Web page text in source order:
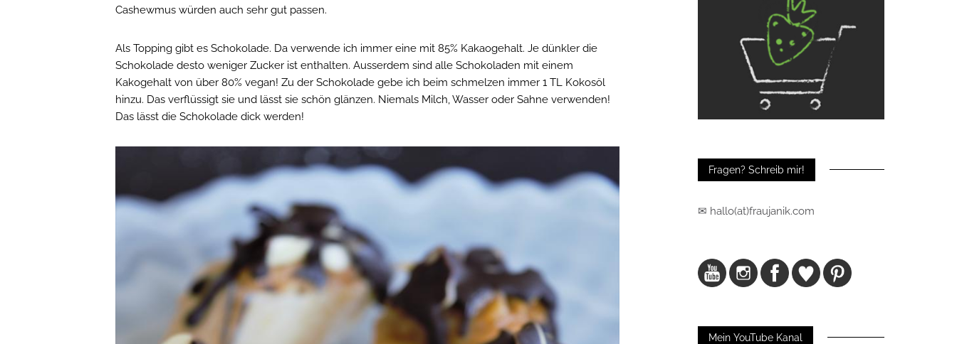
Cashewmus würden auch sehr gut passen.
Als Topping gibt es Schokolade. Da verwende ich immer eine mit 85% Kakaogehalt. Je dünkler die
Schokolade desto weniger Zucker ist enthalten. Ausserdem sind alle Schokoladen mit einem
Kakogehalt von über 80% vegan! Zu der Schokolade gebe ich beim schmelzen immer 1 TL Kokosöl
hinzu. Das verflüssigt sie und lässt sie schön glänzen. Niemals Milch, Wasser oder Sahne verwenden!
Das lässt die Schokolade dick werden!
Fragen? Schreib mir!
✉ hallo(at)fraujanik.com
Mein YouTube Kanal